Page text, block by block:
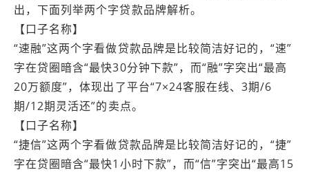
出，下面列举两个字贷款品牌解析。
【口子名称】
“速融”这两个字看做贷款品牌是比较简洁好记的，“速”
字在贷圈暗含“最快30分钟下款”，而“融”字突出“最高
20万额度”，体现出了平台“7×24客服在线、3期/6
期/12期灵活还”的卖点。
【口子名称】
“捷信”这两个字看做贷款品牌是比较简洁好记的，“捷”
字在贷圈暗含“最快1小时下款”，而“信”字突出“最高15